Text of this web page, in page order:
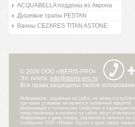
ACQUABELLA поддоны из Акрона
Душевые трапы PESTAN
Ванны CEZARES TITAN ASTONE
© 2026 ООО «IBERIS-PRO»
Эл. почта: info@iberis-pro.ru
Все права защищены любое
Информация, указанная на сайте, не является
при каких условиях не является публичной офертой.
Информация о технических свойствах и
представленных в каталоге на сайте, могут
Информация о цене товара, указанная в каталоге на
сообщение ООО «Иберис Групп» о цене такого товара.